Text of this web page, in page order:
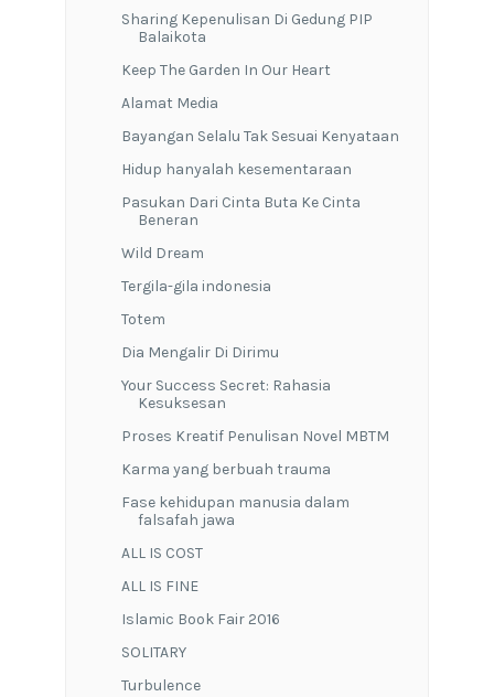
Sharing Kepenulisan Di Gedung PIP
Balaikota
Keep The Garden In Our Heart
Alamat Media
Bayangan Selalu Tak Sesuai Kenyataan
Hidup hanyalah kesementaraan
Pasukan Dari Cinta Buta Ke Cinta
Beneran
Wild Dream
Tergila-gila indonesia
Totem
Dia Mengalir Di Dirimu
Your Success Secret: Rahasia
Kesuksesan
Proses Kreatif Penulisan Novel MBTM
Karma yang berbuah trauma
Fase kehidupan manusia dalam
falsafah jawa
ALL IS COST
ALL IS FINE
Islamic Book Fair 2016
SOLITARY
Turbulence